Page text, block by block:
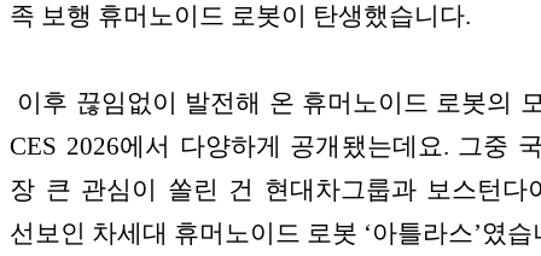
족 보행 휴머노이드 로봇이 탄생했습니다.
이후 끊임없이 발전해 온 휴머노이드 로봇의
CES 2026에서 다양하게 공개됐는데요. 그중
장 큰 관심이 쏠린 건 현대차그룹과 보스턴다
선보인 차세대 휴머노이드 로봇 ‘아틀라스’였습